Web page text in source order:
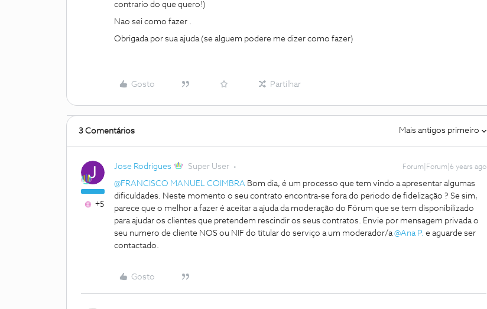
contrario do que quero!)
Nao sei como fazer .
Obrigada por sua ajuda (se alguem podere me dizer como fazer)
Gosto Partilhar
3 Comentários Mais antigos primeiro
+5
Jose Rodrigues Super User Forum|Forum|6 years ago
@FRANCISCO MANUEL COIMBRA Bom dia, é um processo que tem vindo a apresentar algumas
dificuldades. Neste momento o seu contrato encontra-se fora do periodo de fidelização ? Se sim,
parece que o melhor a fazer é aceitar a ajuda da moderação do Fórum que se tem disponibilizado
para ajudar os clientes que pretendem rescindir os seus contratos. Envie por mensagem privada o
seu numero de cliente NOS ou NIF do titular do serviço a um moderador/a@Ana P. e aguarde ser
contactado.
Gosto